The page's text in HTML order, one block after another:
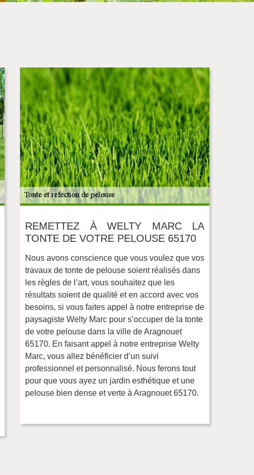
REMETTEZ À WELTY MARC LA
TONTE DE VOTRE PELOUSE 65170
Nous avons conscience que vous voulez que vos
travaux de tonte de pelouse soient réalisés dans
les règles de l’art, vous souhaitez que les
résultats soient de qualité et en accord avec vos
besoins, si vous faites appel à notre entreprise de
paysagiste Welty Marc pour s’occuper de la tonte
de votre pelouse dans la ville de Aragnouet
65170. En faisant appel à notre entreprise Welty
Marc, vous allez bénéficier d’un suivi
professionnel et personnalisé. Nous ferons tout
pour que vous ayez un jardin esthétique et une
pelouse bien dense et verte à Aragnouet 65170.